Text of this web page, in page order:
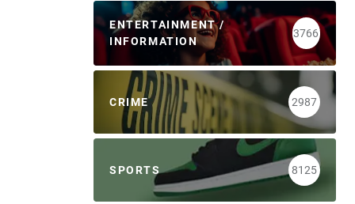
ENTERTAINMENT /
INFORMATION
3766
CRIME 2987
SPORTS 8125